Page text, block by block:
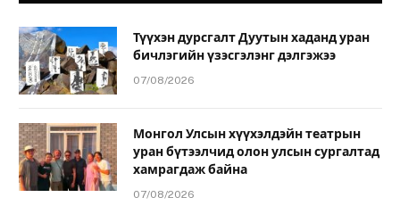
Түүхэн дурсгалт Дуутын хаданд уран
бичлэгийн үзэсгэлэнг дэлгэжээ
07/08/2026
Монгол Улсын хүүхэлдэйн театрын
уран бүтээлчид олон улсын сургалтад
хамрагдаж байна
07/08/2026